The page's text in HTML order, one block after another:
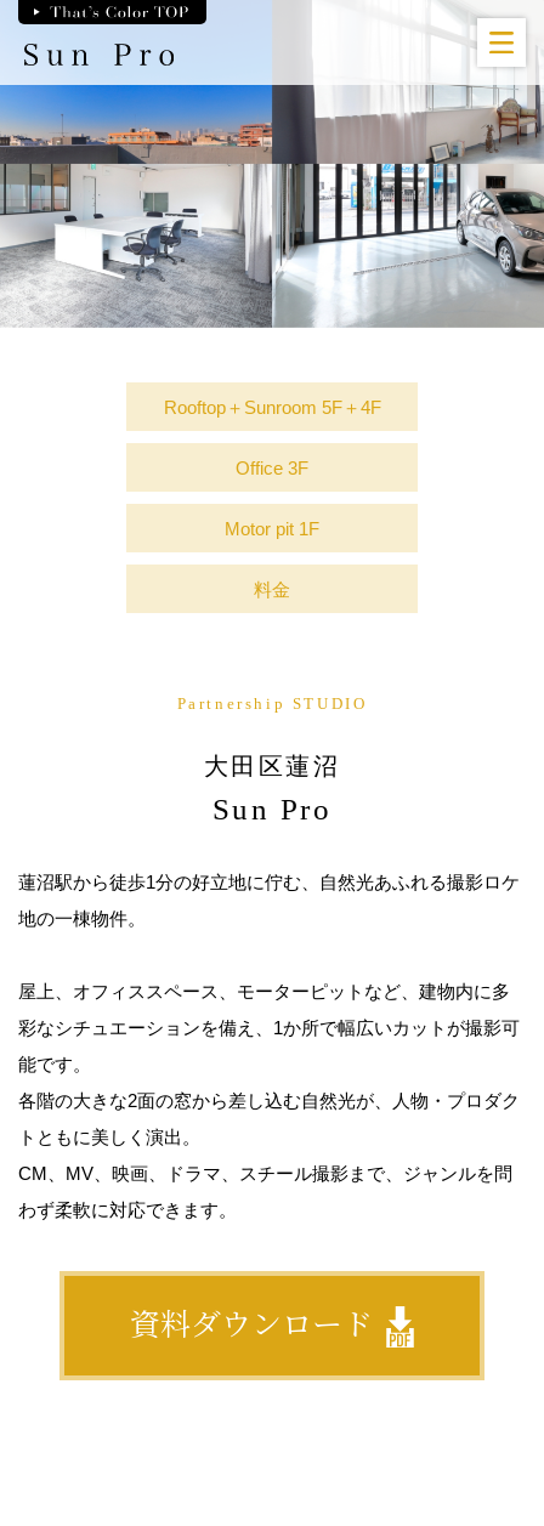
Skip
the
content
Rooftop＋Sunroom 5F＋4F
Office 3F
Motor pit 1F
料金
Partnership STUDIO
大田区蓮沼
Sun Pro
蓮沼駅から徒歩1分の好立地に佇む、自然光あふれる撮影ロケ
地の一棟物件。
屋上、オフィススペース、モーターピットなど、建物内に多
彩なシチュエーションを備え、1か所で幅広いカットが撮影可
能です。
各階の大きな2面の窓から差し込む自然光が、人物・プロダク
トともに美しく演出。
CM、MV、映画、ドラマ、スチール撮影まで、ジャンルを問
わず柔軟に対応できます。
資料ダウンロード